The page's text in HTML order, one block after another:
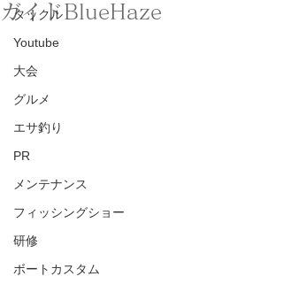
タックル
Youtube
大会
グルメ
エサ釣り
PR
メンテナンス
フィッシングショー
研修
ボートカスタム
ガイドBlueHaze